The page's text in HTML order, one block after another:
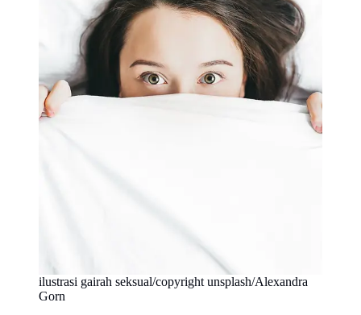
ilustrasi gairah seksual/copyright unsplash/Alexandra
Gorn